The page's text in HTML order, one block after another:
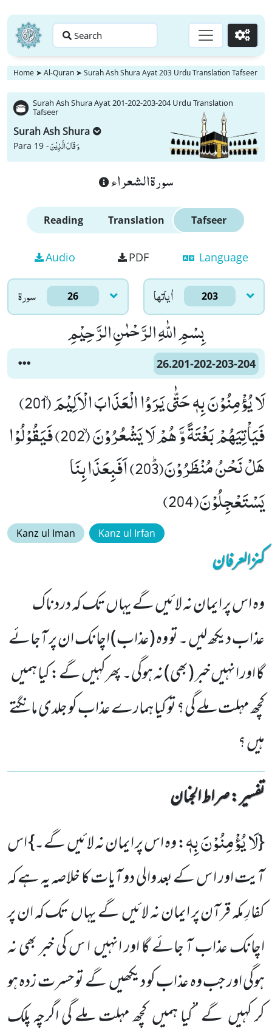
Search Go
Home ➤ Al-Quran ➤ Surah Ash Shura Ayat 203 Urdu Translation Tafseer
Surah Ash Shura Ayat 201-202-203-204 Urdu Translation
Tafseer
Surah Ash Shura
Para 19 -وَ قَالَ الَّذِیْنَ
سورة الشعراء
Reading Translation Tafseer
Audio PDF Language
سورۃ 26 اٰياتها 203
بِسْمِ اللّٰهِ الرَّحْمٰنِ الرَّحِیْمِ
26.201-202-203-204
لَا یُؤْمِنُوْنَ بِهٖ حَتّٰى یَرَوُا الْعَذَابَ الْاَلِیْمَۙ (201)
فَیَاْتِیَهُمْ بَغْتَةً وَّ هُمْ لَا یَشْعُرُوْنَۙ (202) فَیَقُوْلُوْا
هَلْ نَحْنُ مُنْظَرُوْنَﭤ(203) اَفَبِعَذَابِنَا
یَسْتَعْجِلُوْنَ(204)
Kanz ul Iman Kanz ul Irfan
کنزالعرفان
وہ اس پر ایمان نہ لائیں گے یہاں تک کہ دردناک
عذاب دیکھ لیں ۔ تو وہ (عذاب) اچانک ان پر آجائے
گا اور انہیں خبر (بھی) نہ ہوگی۔ پھرکہیں گے: کیا ہمیں
کچھ مہلت ملے گی؟ تو کیا ہمارے عذاب کو جلدی مانگتے
ہیں ؟
تفسیر : ‎صراط الجنان
{لَا یُؤْمِنُوْنَ بِهٖ: وہ اس پر ایمان نہ لائیں گے۔} اس
آیت اور ا س کے بعد والی دو آیات کا خلاصہ یہ ہے کہ
کفارِ مکہ قرآن پر ایمان نہ لائیں گے یہاں تک کہ ان پر
اچانک عذاب آ جائے گا اور انہیں ا س کی خبر بھی نہ
ہوگی اور جب وہ عذاب کودیکھیں گے تو حسرت زدہ ہو
کر کہیں گے ’’کیا ہمیں کچھ مہلت ملے گی اگرچہ پلک